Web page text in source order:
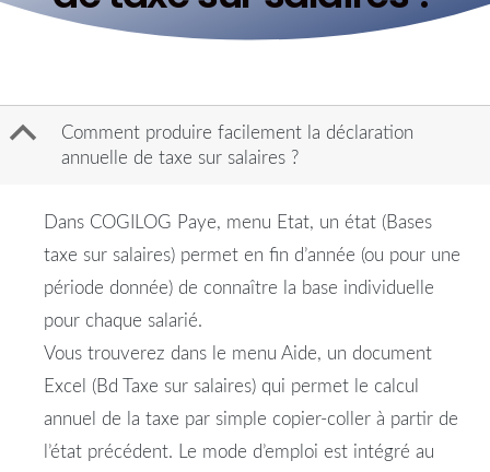
B
Comment produire facilement la déclaration
annuelle de taxe sur salaires ?
Dans COGILOG Paye, menu Etat, un état (Bases
taxe sur salaires) permet en fin d’année (ou pour une
période donnée) de connaître la base individuelle
pour chaque salarié.
Vous trouverez dans le menu Aide, un document
Excel (Bd Taxe sur salaires) qui permet le calcul
annuel de la taxe par simple copier-coller à partir de
l’état précédent. Le mode d’emploi est intégré au